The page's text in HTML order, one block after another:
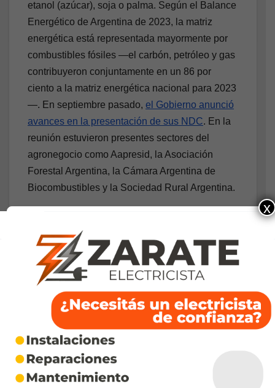
etanol (azúcar), soja o palma. Según el Balance
Energético de Argentina de 2023, la matriz
energética está representada mayormente por
combustibles fósiles —el carbón, petróleo y gas
contribuyeron conjuntamente en un 86 por
ciento a la matriz energética nacional para 2023
—. En septiembre pasado, el Gobierno anunció
avances en la presentación de sus NDC. En la
reunión estuvieron presentes sectores del
agronegocio como Aapresid, la Asociación
Forestal Argentina, la Cámara Argentina de
Biocombustibles y la Sociedad Rural Argentina.
elaboraron el Manual“Transición Energética.
Aportes para la reflexión colectiva“. Señalan:
“Los agrocombustibles han sido la herramienta
de los impulsores de la transición energética
corporativa para suplantar la versatilidad de los
combustibles líquidos destinados al transporte“.
Y denuncian la alianza entre petroleras,
automotrices y empresas químicas que
promueven la iniciativa.
x